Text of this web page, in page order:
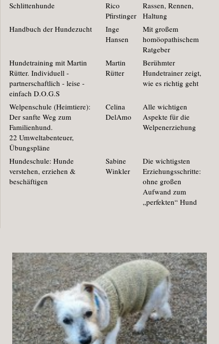
Schlittenhunde
Rico
Pfirstinger
Rassen, Rennen,
Haltung
Handbuch der Hundezucht
Inge
Hansen
Mit großem
homöopathischem
Ratgeber
Hundetraining mit Martin
Rütter. Individuell -
partnerschaftlich - leise -
einfach D.O.G.S
Martin
Rütter
Berühmter
Hundetrainer zeigt,
wie es richtig geht
Welpenschule (Heimtiere):
Der sanfte Weg zum
Familienhund.
22 Umweltabenteuer,
Übungspläne
Celina
DelAmo
Alle wichtigen
Aspekte für die
Welpenerziehung
Hundeschule: Hunde
verstehen, erziehen &
beschäftigen
Sabine
Winkler
Die wichtigsten
Erziehungsschritte:
ohne großen
Aufwand zum
„perfekten“ Hund